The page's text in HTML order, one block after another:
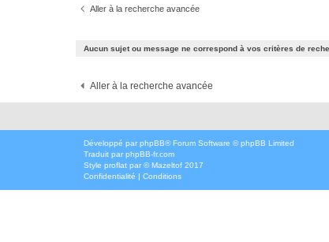
Aller à la recherche avancée
Aucun sujet ou message ne correspond à vos critères de
Aller à la recherche avancée
Développé par phpBB® Forum Software © phpBB Limited
Traduit par phpBB-fr.com
Style proflat par ©Mazeltof 2017
Confidentialité | Conditions